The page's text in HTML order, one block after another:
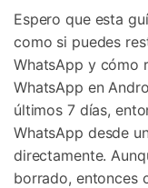
Espero que esta
como si puedes
WhatsApp y cómo
WhatsApp en
últimos 7 días,
WhatsApp desde
directamente.
borrado, entonces